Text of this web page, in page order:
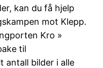
kan du få hjelp
mot Klepp.
Kro »
til
antall bilder i alle